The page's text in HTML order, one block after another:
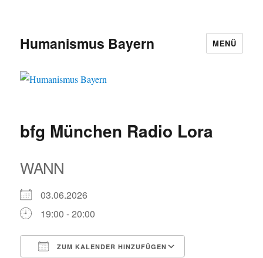
Humanismus Bayern MENÜ
bfg München Radio Lora
WANN
03.06.2026
19:00 - 20:00
ZUM KALENDER HINZUFÜGEN